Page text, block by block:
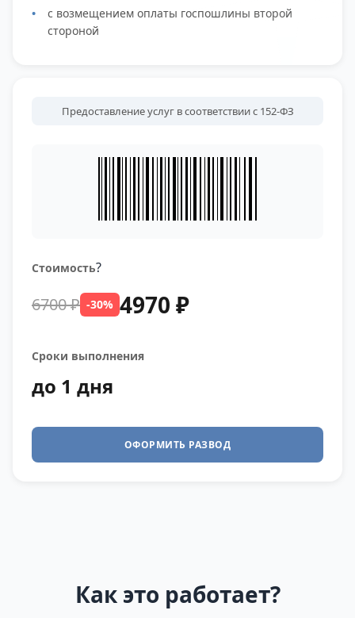
Юности с 47 по 53, с 16 по 24.
с возмещением оплаты госпошлины второй
стороной
Предоставление услуг в соответствии с 152-ФЗ
Стоимость?
6700 ₽ -30% 4970 ₽
Сроки выполнения
до 1 дня
ОФОРМИТЬ РАЗВОД
Как это работает?